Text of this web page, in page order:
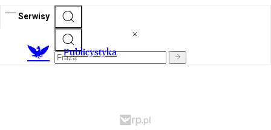
Serwisy
Publicystyka